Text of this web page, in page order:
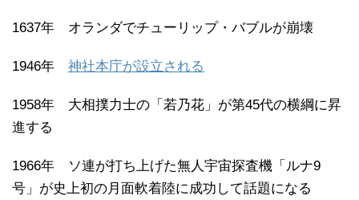
1637年 オランダでチューリップ・バブルが崩壊
1946年 神社本庁が設立される
1958年 大相撲力士の「若乃花」が第45代の横綱に昇
進する
1966年 ソ連が打ち上げた無人宇宙探査機「ルナ9
号」が史上初の月面軟着陸に成功して話題になる